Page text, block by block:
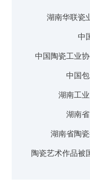
湖南华联瓷
中
中国陶瓷工业
中国
湖南工
湖南
湖南省陶
陶瓷艺术作品被